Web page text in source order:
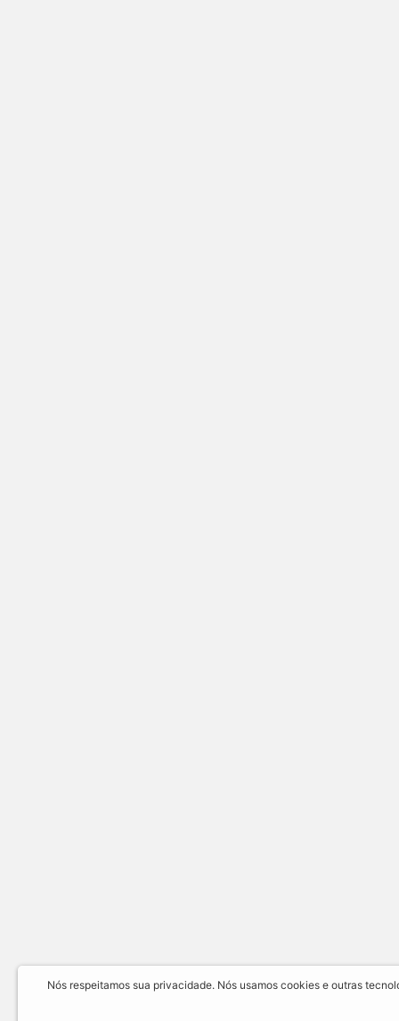
Nós respeitamos sua privacidade. Nós usamos cookies e outras